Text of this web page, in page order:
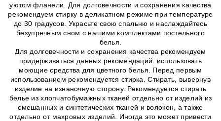
уютом фланели. Для долговечности и сохранения качества
рекомендуем стирку в деликатном режиме при температуре
до 30 градусов. Украсьте свою спальню и наслаждайтесь
безупречным сном с нашими комплектами постельного
белья.
Для долговечности и сохранения качества рекомендуем
придерживаться данных рекомендаций: использовать
моющие средства для цветного белья. Перед первым
использованием рекомендуется стирка. Стирать, вывернув
изделие на изнаночную сторону. Рекомендуется стирать
белье из хлопчатобумажных тканей отдельно от изделий из
смешанных и синтетических тканей и волокон, а также
отдельно от махровых изделий. Иногда это может привести